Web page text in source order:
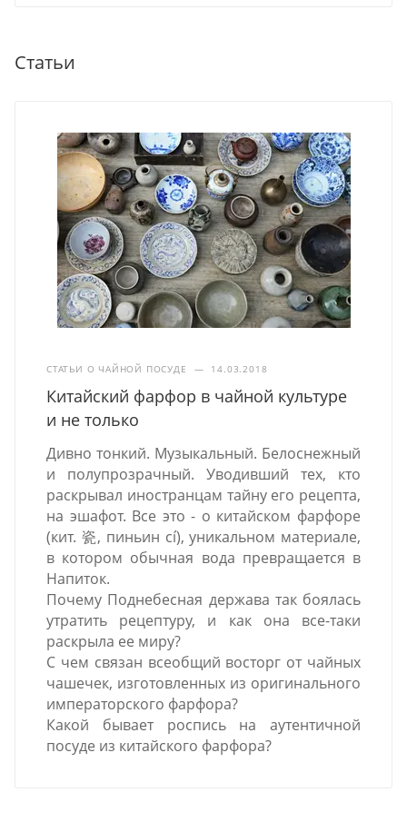
Статьи
СТАТЬИ О ЧАЙНОЙ ПОСУДЕ — 14.03.2018
Китайский фарфор в чайной культуре
и не только
Дивно тонкий. Музыкальный. Белоснежный
и полупрозрачный. Уводивший тех, кто
раскрывал иностранцам тайну его рецепта,
на эшафот. Все это - о китайском фарфоре
(кит. 瓷, пиньин cí), уникальном материале,
в котором обычная вода превращается в
Напиток.
Почему Поднебесная держава так боялась
утратить рецептуру, и как она все-таки
раскрыла ее миру?
С чем связан всеобщий восторг от чайных
чашечек, изготовленных из оригинального
императорского фарфора?
Какой бывает роспись на аутентичной
посуде из китайского фарфора?